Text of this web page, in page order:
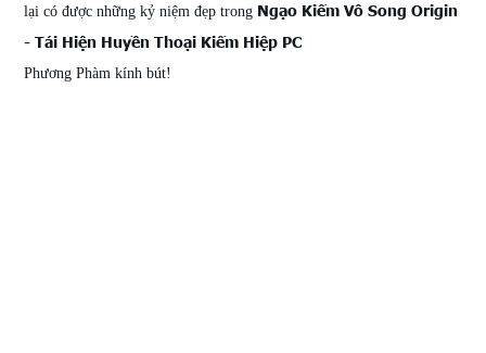
lại có được những kỷ niệm đẹp trong Ngạo Kiếm Vô Song Origin
- Tái Hiện Huyền Thoại Kiếm Hiệp PC
Phương Phàm kính bút!